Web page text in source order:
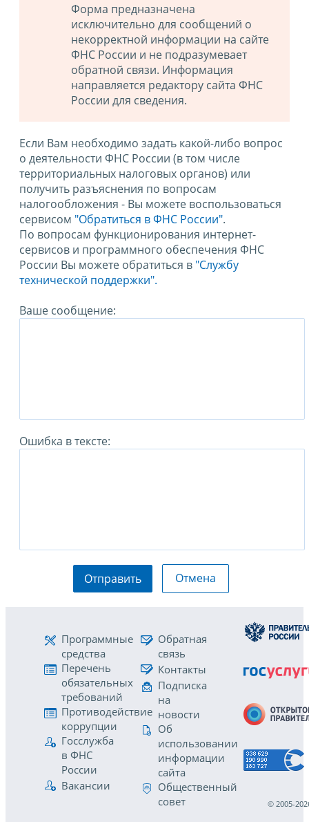
Форма предназначена
исключительно для сообщений о
некорректной информации на сайте
ФНС России и не подразумевает
обратной связи. Информация
направляется редактору сайта ФНС
России для сведения.
Если Вам необходимо задать какой-либо вопрос
о деятельности ФНС России (в том числе
территориальных налоговых органов) или
получить разъяснения по вопросам
налогообложения - Вы можете воспользоваться
сервисом "Обратиться в ФНС России".
По вопросам функционирования интернет-
сервисов и программного обеспечения ФНС
России Вы можете обратиться в "Службу
технической поддержки".
Ваше сообщение:
Ошибка в тексте:
Отправить Отмена
Программные
средства
Перечень
обязательных
требований
Противодействие
коррупции
Госслужба
в ФНС
России
Вакансии
Обратная
связь
Контакты
Подписка
на
новости
Об
использовании
информации
сайта
Общественный
совет
© 2005-